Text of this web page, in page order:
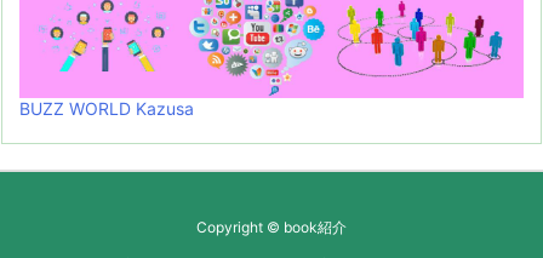
BUZZ WORLD Kazusa
Copyright © book紹介